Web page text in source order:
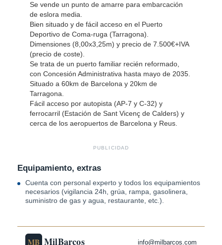
Se vende un punto de amarre para embarcación
de eslora media.
Bien situado y de fácil acceso en el Puerto
Deportivo de Coma-ruga (Tarragona).
Dimensiones (8,00x3,25m) y precio de 7.500€+IVA
(precio de coste).
Se trata de un puerto familiar recién reformado,
con Concesión Administrativa hasta mayo de 2035.
Situado a 60km de Barcelona y 20km de
Tarragona.
Fácil acceso por autopista (AP-7 y C-32) y
ferrocarril (Estación de Sant Vicenç de Calders) y
cerca de los aeropuertos de Barcelona y Reus.
PUBLICIDAD
Equipamiento, extras
Cuenta con personal experto y todos los equipamientos
necesarios (vigilancia 24h, grúa, rampa, gasolinera,
suministro de gas y agua, restaurante, etc.).
MB MilBarcos info@milbarcos.com